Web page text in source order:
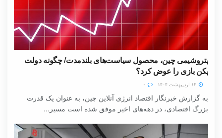
پتروشیمی چین، محصول سیاست‌های بلندمدت/ چگونه دولت
پکن بازی را عوض کرد؟
به گزارش خبرنگار اقتصاد انرژی آنلاین چین، به عنوان یک قدرت
بزرگ اقتصادی، در دهه‌های اخیر موفق شده است مسیر...